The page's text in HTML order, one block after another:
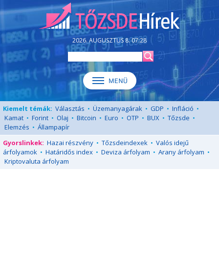
2026. AUGUSZTUS 8. 07:28
Kiemelt témák: Választás • Üzemanyagárak • GDP • Infláció •
Kamat • Forint • Olaj • Bitcoin • Euro • OTP • BUX • Tőzsde •
Elemzés • Állampapír
Gyorslinkek: Hazai részvény • Tőzsdeindexek • Valós idejű
árfolyamok • Határidős index • Deviza árfolyam • Arany árfolyam •
Kriptovaluta árfolyam